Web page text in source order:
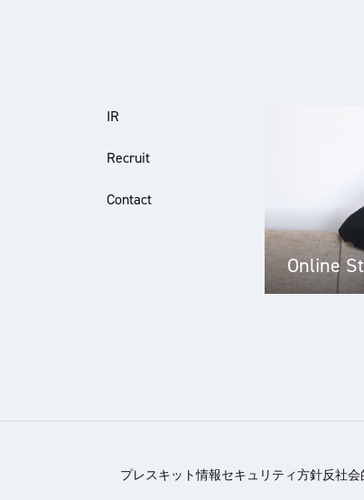
IR
Recruit
Contact
Online
プレスキット情報セキュリティ方針反社